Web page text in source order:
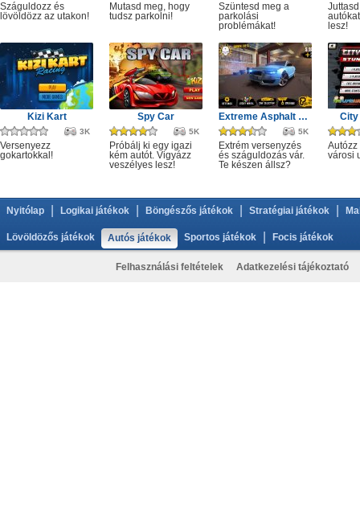
Száguldozz és
lövöldözz az utakon!
Mutasd meg, hogy
tudsz parkolni!
Szüntesd meg a
parkolási
problémákat!
lesz!
Kizi Kart
3K
Versenyezz
gokartokkal!
Spy Car
5K
Próbálj ki egy igazi
kém autót. Vigyázz
veszélyes lesz!
Extreme Asphalt Car Racing
5K
Extrém versenyzés
és száguldozás vár.
Te készen állsz?
City
Autózz
városi
Nyitólap Logikai játékok Böngészős játékok Stratégiai játékok
Lövöldözős játékok Autós játékok Sportos játékok Focis játékok
Felhasználási feltételek Adatkezelési tájékoztató